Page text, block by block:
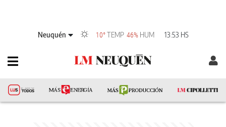
Neuquén 10° TEMP 46% HUM 13:53 HS